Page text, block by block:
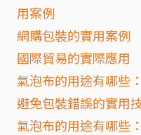
用案例
網購包裝的實用案例
國際貿易的實際應用
氣泡布的用途有哪些
避免包裝錯誤的實用
氣泡布的用途有哪些